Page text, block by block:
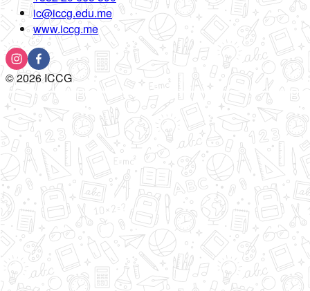
ic@iccg.edu.me
www.iccg.me
©2026ICCG